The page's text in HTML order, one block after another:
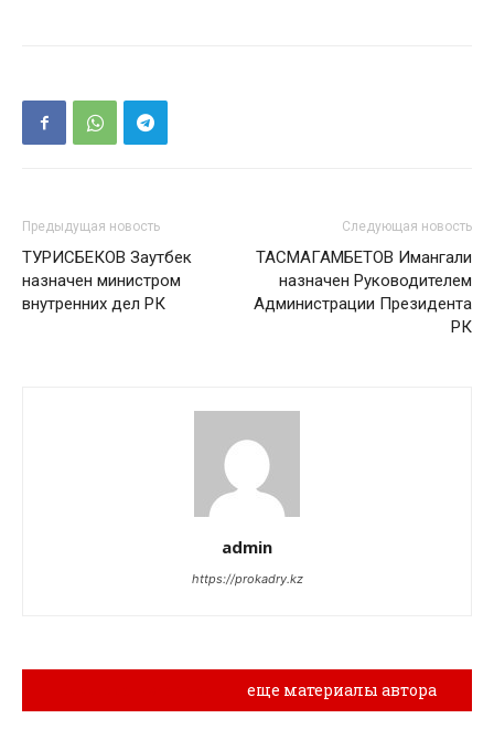
Предыдущая новость
ТУРИСБЕКОВ Заутбек
назначен министром
внутренних дел РК
Следующая новость
ТАСМАГАМБЕТОВ Имангали
назначен Руководителем
Администрации Президента
РК
admin
https://prokadry.kz
еще материалы автора